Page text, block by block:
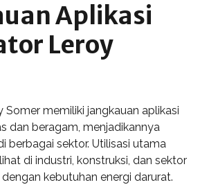
Aplikasi
Leroy
Somer memiliki jangkauan aplikasi
dan beragam, menjadikannya
berbagai sektor. Utilisasi utama
di industri, konstruksi, dan sektor
kebutuhan energi darurat.